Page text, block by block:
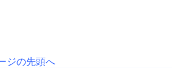
ジの先頭へ